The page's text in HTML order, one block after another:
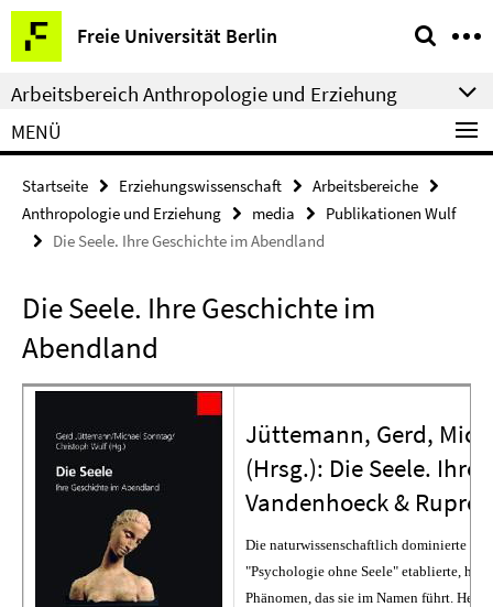
Springe
direkt
zu
Inhalt
Freie Universität Berlin
Service-
Navigation
Arbeitsbereich Anthropologie und Erziehung
MENÜ
Startseite Erziehungswissenschaft
Arbeitsbereiche
Anthropologie und Erziehung
media
Publikationen Wulf
Die Seele. Ihre Geschichte im Abendland
Die Seele. Ihre Geschichte im
Abendland
Jüttemann, Gerd,
(Hrsg.): Die Seele.
Vandenhoeck &
Die naturwissenschaftlich dominierte
"Psychologie ohne Seele" etablierte, hat
Phänomen, das sie im Namen führt.